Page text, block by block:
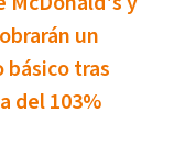
un
básico tras
del 103%